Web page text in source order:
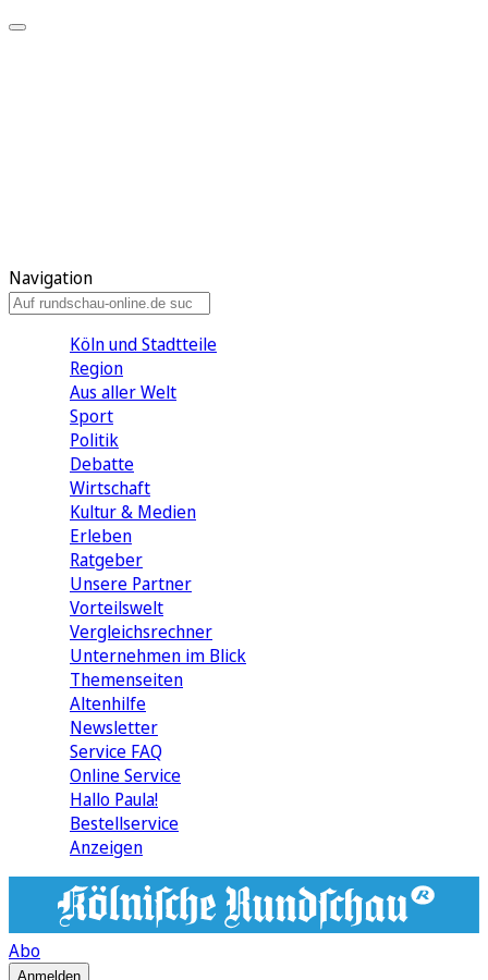
Navigation
Köln und Stadtteile
Region
Aus aller Welt
Sport
Politik
Debatte
Wirtschaft
Kultur & Medien
Erleben
Ratgeber
Unsere Partner
Vorteilswelt
Vergleichsrechner
Unternehmen im Blick
Themenseiten
Altenhilfe
Newsletter
Service FAQ
Online Service
Hallo Paula!
Bestellservice
Anzeigen
Abo
Anmelden